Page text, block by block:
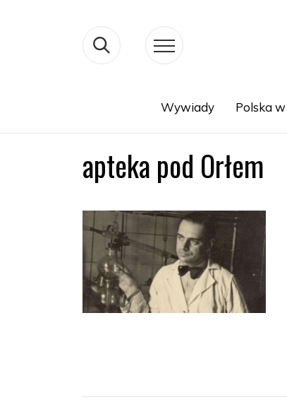
Wywiady Polska
apteka pod Orłem